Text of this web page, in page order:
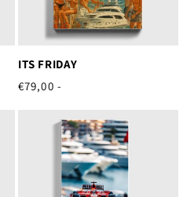
ITS FRIDAY
Normale
€79,00 -